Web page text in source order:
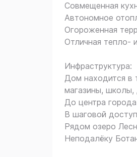
Совмещенная
Автономное
Огороженная
Отличная тепло-
Инфраструктура:
Дом находится в
магазины, школы,
До центра
В шаговой
Рядом озеро
Неподалёку